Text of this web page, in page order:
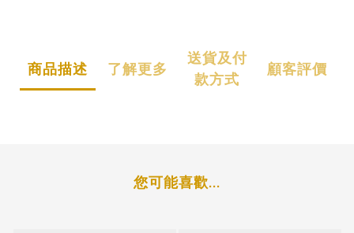
商品描述 了解更多
送貨及付
款方式
顧客評價
您可能喜歡...